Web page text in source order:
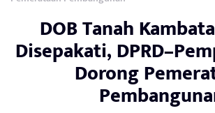
DOB Tanah
Disepakati,
Dorong